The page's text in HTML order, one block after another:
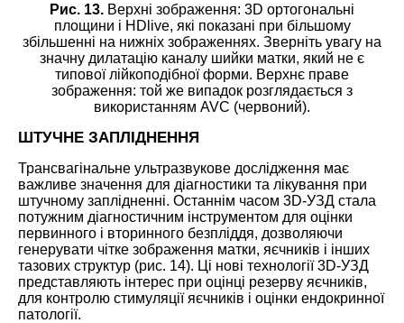
Рис. 13. Верхні зображення: 3D ортогональні
площини і HDlive, які показані при більшому
збільшенні на нижніх зображеннях. Зверніть увагу на
значну дилатацію каналу шийки матки, який не є
типової лійкоподібної форми. Верхнє праве
зображення: той же випадок розглядається з
використанням AVC (червоний).
ШТУЧНЕ ЗАПЛІДНЕННЯ
Трансвагінальне ультразвукове дослідження має
важливе значення для діагностики та лікування при
штучному заплідненні. Останнім часом 3D-УЗД стала
потужним діагностичним інструментом для оцінки
первинного і вторинного безпліддя, дозволяючи
генерувати чітке зображення матки, яєчників і інших
тазових структур (рис. 14). Ці нові технології 3D-УЗД
представляють інтерес при оцінці резерву яєчників,
для контролю стимуляції яєчників і оцінки ендокринної
патології.